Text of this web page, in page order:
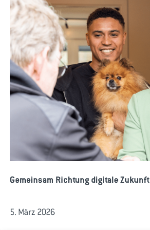
Gemeinsam Richtung digitale Zukunft
5. März 2026